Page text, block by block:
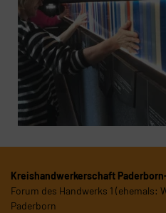
Kreishandwerkerschaft
Forum des Handwerks 1 (ehemals:
Paderborn